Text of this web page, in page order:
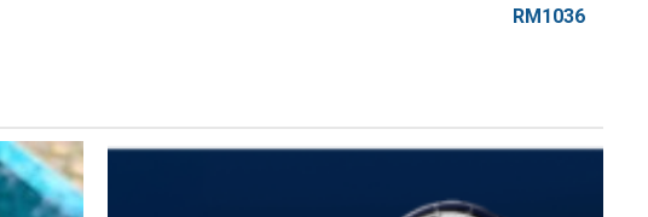
RM1036